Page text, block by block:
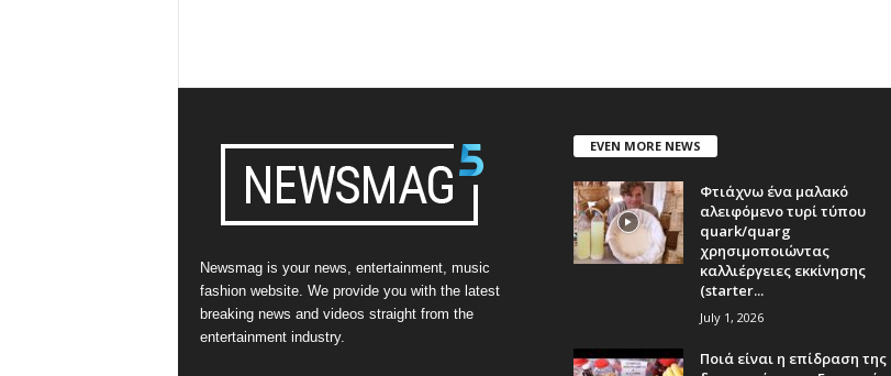
Newsmag is your news, entertainment, music
fashion website. We provide you with the latest
breaking news and videos straight from the
entertainment industry.
EVEN MORE NEWS
Φτιάχνω ένα μαλακό
αλειφόμενο τυρί τύπου
quark/quarg
χρησιμοποιώντας
καλλιέργειες εκκίνησης
(starter...
July 1, 2026
Ποιά είναι η επίδραση της